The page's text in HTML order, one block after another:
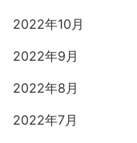
2022年10月
2022年9月
2022年8月
2022年7月